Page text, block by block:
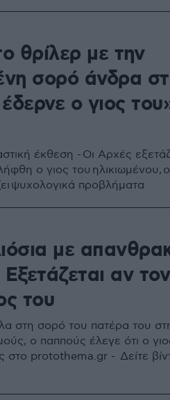
θρίλερ με την
σορό άνδρα
ο γιος
έκθεση - Οι Αρχές
ο γιος του ηλικιωμένου,
ψυχολογικά προβλήματα
με
αν τον
του
στη σορό του πατέρα του
ο παππούς έλεγε ότι ο
στο protothema.gr - Δείτε